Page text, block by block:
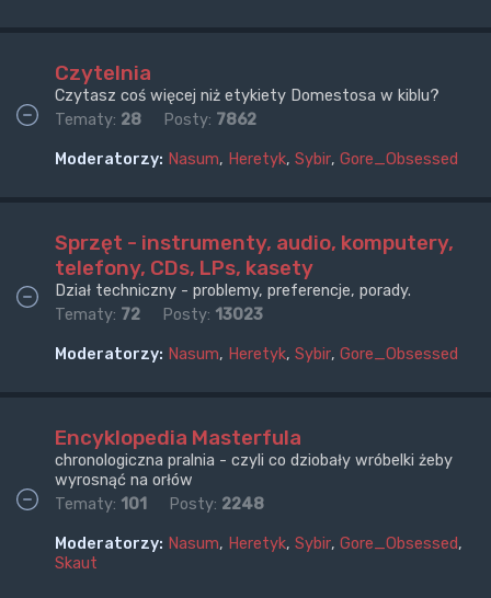
Czytelnia
Czytasz coś więcej niż etykiety Domestosa w kiblu?
Tematy: 28 Posty: 7862
Moderatorzy: Nasum, Heretyk, Sybir, Gore_Obsessed
Sprzęt - instrumenty, audio, komputery,
telefony, CDs, LPs, kasety
Dział techniczny - problemy, preferencje, porady.
Tematy: 72 Posty: 13023
Moderatorzy: Nasum, Heretyk, Sybir, Gore_Obsessed
Encyklopedia Masterfula
chronologiczna pralnia - czyli co dziobały wróbelki żeby
wyrosnąć na orłów
Tematy: 101 Posty: 2248
Moderatorzy: Nasum, Heretyk, Sybir, Gore_Obsessed,
Skaut